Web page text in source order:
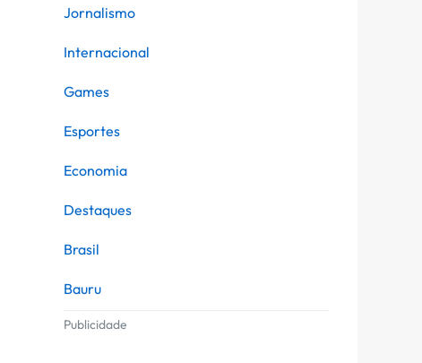
Jornalismo
Internacional
Games
Esportes
Economia
Destaques
Brasil
Bauru
Publicidade